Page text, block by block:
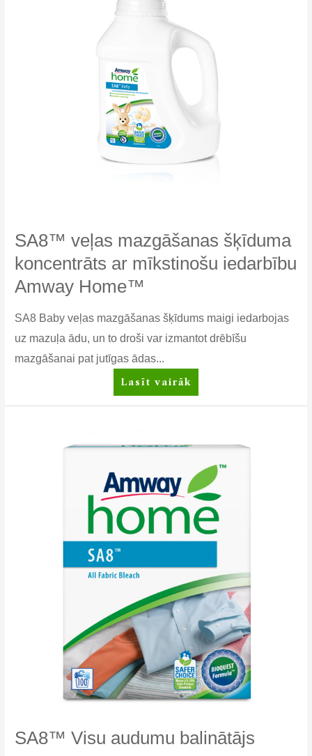
SA8™ veļas mazgāšanas šķīduma
koncentrāts ar mīkstinošu iedarbību
Amway Home™
SA8 Baby veļas mazgāšanas šķīdums maigi iedarbojas
uz mazuļa ādu, un to droši var izmantot drēbīšu
mazgāšanai pat jutīgas ādas...
SA8™
veļas
koncentrāts
mīkstinošu
iedarbību
Amway
Home™
Lasīt vairāk
SA8™ Visu audumu balinātājs